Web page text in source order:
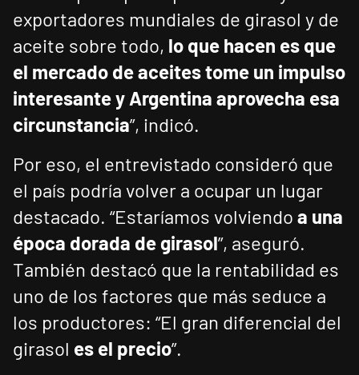
exportadores mundiales de girasol y de
aceite sobre todo, lo que hacen es que
el mercado de aceites tome un impulso
interesante y Argentina aprovecha esa
circunstancia”, indicó.
Por eso, el entrevistado consideró que
el país podría volver a ocupar un lugar
destacado. “Estaríamos volviendo a una
época dorada de girasol”, aseguró.
También destacó que la rentabilidad es
uno de los factores que más seduce a
los productores: “El gran diferencial del
girasol es el precio”.